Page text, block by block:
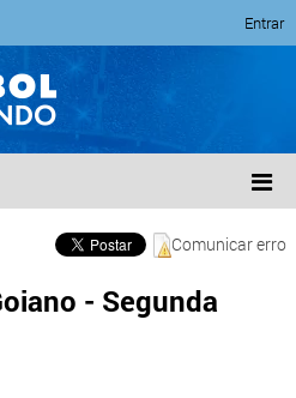
Entrar
Comunicar erro
- Segunda